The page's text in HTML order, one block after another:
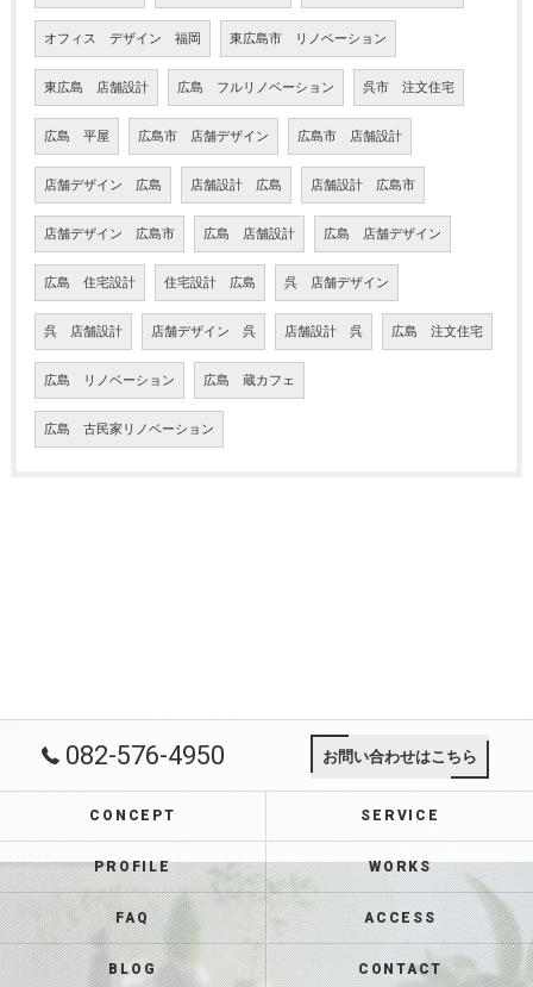
オフィス デザイン 福岡 東広島市 リノベーション
東広島 店舗設計 広島 フルリノベーション 呉市 注文住宅
広島 平屋 広島市 店舗デザイン 広島市 店舗設計
店舗デザイン 広島 店舗設計 広島 店舗設計 広島市
店舗デザイン 広島市 広島 店舗設計 広島 店舗デザイン
広島 住宅設計 住宅設計 広島 呉 店舗デザイン
呉 店舗設計 店舗デザイン 呉 店舗設計 呉 広島 注文住宅
広島 リノベーション 広島 蔵カフェ
広島 古民家リノベーション
082-576-4950 お問い合わせはこちら
CONCEPT SERVICE
PROFILE WORKS
FAQ ACCESS
BLOG CONTACT